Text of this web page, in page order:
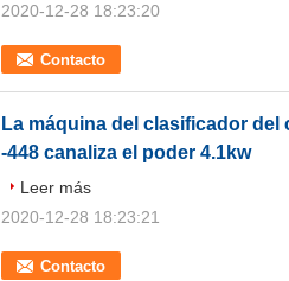
Contacto
2020-12-28 18:23:20
La máquina del clasificador
-448 canaliza el poder 4.1kw
Contacto
Leer más
2020-12-28 18:23:21